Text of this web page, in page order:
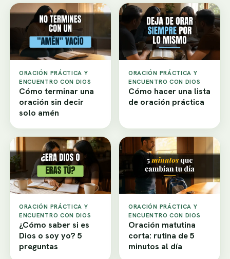
ORACIÓN PRÁCTICA Y
ENCUENTRO CON DIOS
Cómo terminar una
oración sin decir
solo amén
ORACIÓN PRÁCTICA Y
ENCUENTRO CON DIOS
Cómo hacer una lista
de oración práctica
ORACIÓN PRÁCTICA Y
ENCUENTRO CON DIOS
¿Cómo saber si es
Dios o soy yo? 5
preguntas
ORACIÓN PRÁCTICA Y
ENCUENTRO CON DIOS
Oración matutina
corta: rutina de 5
minutos al día